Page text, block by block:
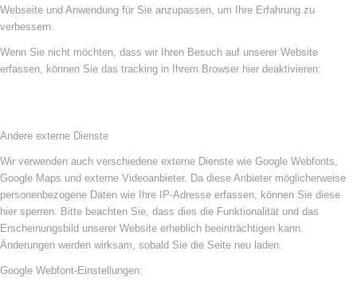
Webseite und Anwendung für Sie anzupassen, um Ihre Erfahrung zu
verbessern.
Wenn Sie nicht möchten, dass wir Ihren Besuch auf unserer Website
erfassen, können Sie das tracking in Ihrem Browser hier deaktivieren:
Andere externe Dienste
Wir verwenden auch verschiedene externe Dienste wie Google Webfonts,
Google Maps und externe Videoanbieter. Da diese Anbieter möglicherweise
personenbezogene Daten wie Ihre IP-Adresse erfassen, können Sie diese
hier sperren. Bitte beachten Sie, dass dies die Funktionalität und das
Erscheinungsbild unserer Website erheblich beeinträchtigen kann.
Änderungen werden wirksam, sobald Sie die Seite neu laden.
Google Webfont-Einstellungen: